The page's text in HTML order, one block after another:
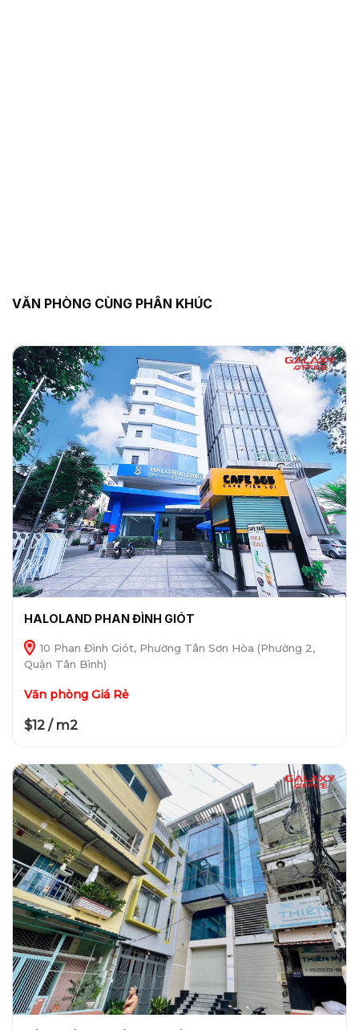
VĂN PHÒNG CÙNG PHÂN KHÚC
HALOLAND PHAN ĐÌNH GIÓT
10 Phan Đình Giót, Phường Tân Sơn Hòa (Phường 2,
Quận Tân Bình)
Văn phòng Giá Rẻ
$12 / m2